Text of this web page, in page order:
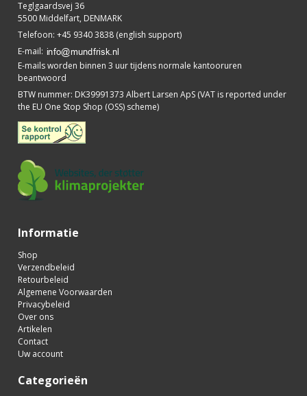
Teglgaardsvej 36
5500 Middelfart, DENMARK
Telefoon: +45 9340 3838 (english support)
E-mail:
E-mails worden binnen 3 uur tijdens normale kantooruren
beantwoord
BTW nummer: DK39991373 Albert Larsen ApS (VAT is reported under
the EU One Stop Shop (OSS) scheme)
Informatie
Shop
Verzendbeleid
Retourbeleid
Algemene Voorwaarden
Privacybeleid
Over ons
Artikelen
Contact
Uw account
Categorieën